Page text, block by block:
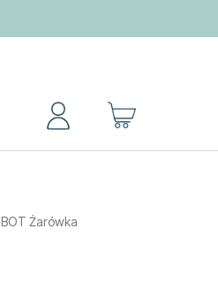
KOSZYK
BOT Żarówka